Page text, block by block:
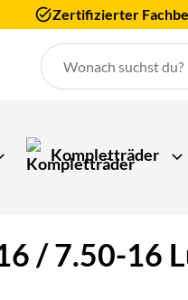
Zertifizierter
Kompletträder
/ 7.50-16